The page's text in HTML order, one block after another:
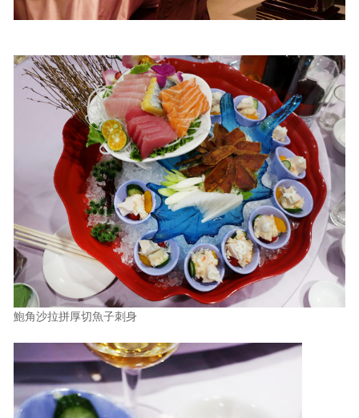
鮑角沙拉拼厚切魚子刺身